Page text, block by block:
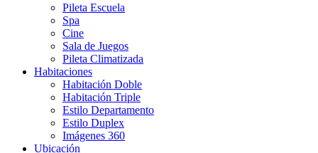
Pileta Escuela
Spa
Cine
Sala de Juegos
Pileta Climatizada
Habitaciones
Habitación Doble
Habitación Triple
Estilo Departamento
Estilo Duplex
Imágenes 360
Ubicación